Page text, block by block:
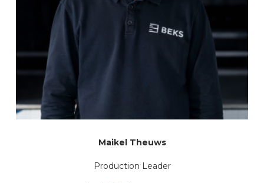
Maikel Theuws
Production Leader